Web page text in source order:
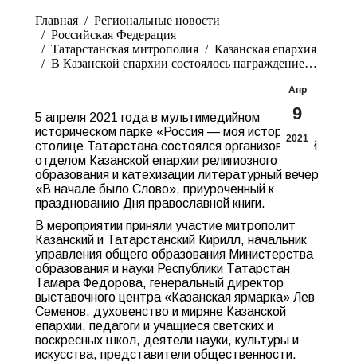
Главная
Pегиональные новости
Российская Федерация
Татарстанская митрополия
Казанская епархия
В Казанской епархии состоялось награждение…
Апр
9
2021
5 апреля 2021 года в мультимедийном
историческом парке «Россия — моя история» в
столице Татарстана состоялся организованный
отделом Казанской епархии религиозного
образования и катехизации литературный вечер
«В начале было Слово», приуроченный к
празднованию Дня православной книги.
В мероприятии приняли участие митрополит
Казанский и Татарстанский Кирилл, начальник
управления общего образования Министерства
образования и науки Республики Татарстан
Тамара Федорова, генеральный директор
выставочного центра «Казанская ярмарка» Лев
Семенов, духовенство и миряне Казанской
епархии, педагоги и учащиеся светских и
воскресных школ, деятели науки, культуры и
искусства, представители общественности.